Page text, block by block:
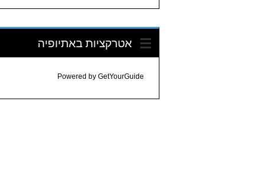
אטרקציות באתיופיה
Powered by GetYourGuide